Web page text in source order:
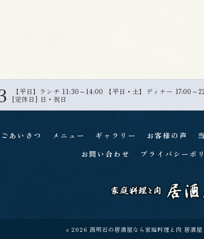
【平日】ランチ 11:30～14:00 【平日・土】ディナー 17:00～
[定休日] 日・祝日
ごあいさつ メニュー ギャラリー お客様の声
お問い合わせ
プライバシーポ
c 2026 西明石の居酒屋なら家庭料理と肉 居酒